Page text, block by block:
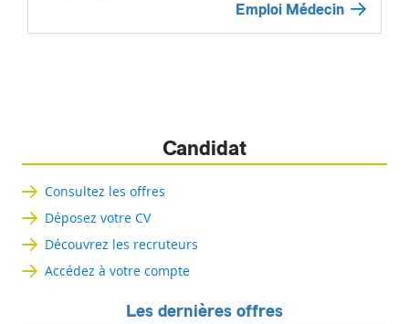
Emploi Médecin
Candidat
Consultez les offres
Déposez votre CV
Découvrez les recruteurs
Accédez à votre compte
Les dernières offres